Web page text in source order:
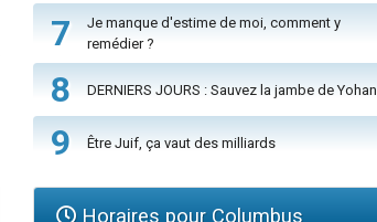
7
Je manque d'estime de moi, comment y
remédier ?
8 DERNIERS JOURS : Sauvez la jambe de Yohan
9 Être Juif, ça vaut des milliards
Horaires pour Columbus